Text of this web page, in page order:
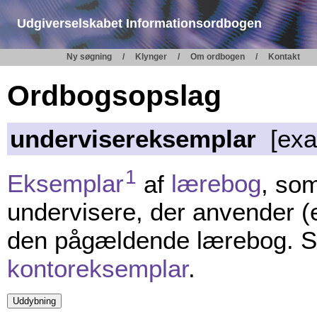
Udgiverselskabet Informationsordbogen
Ny søgning Klynger Om ordbogen Kontakt
Ordbogsopslag
undervisereksemplar
Eksemplar1 af lærebog,
undervisere, der anvender
den pågældende lærebog.
kontoreksemplar.